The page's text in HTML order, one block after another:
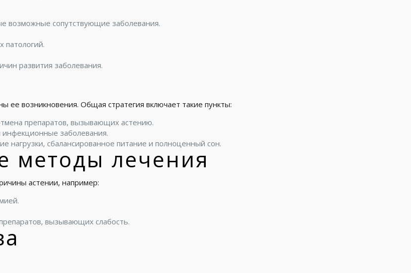
возможные сопутствующие заболевания.
патологий.
развития заболевания.
ее возникновения. Общая стратегия включает такие пункты:
препаратов, вызывающих астению.
инфекционные заболевания.
нагрузки, сбалансированное питание и полноценный сон.
методы лечения
астении, например:
вызывающих слабость.